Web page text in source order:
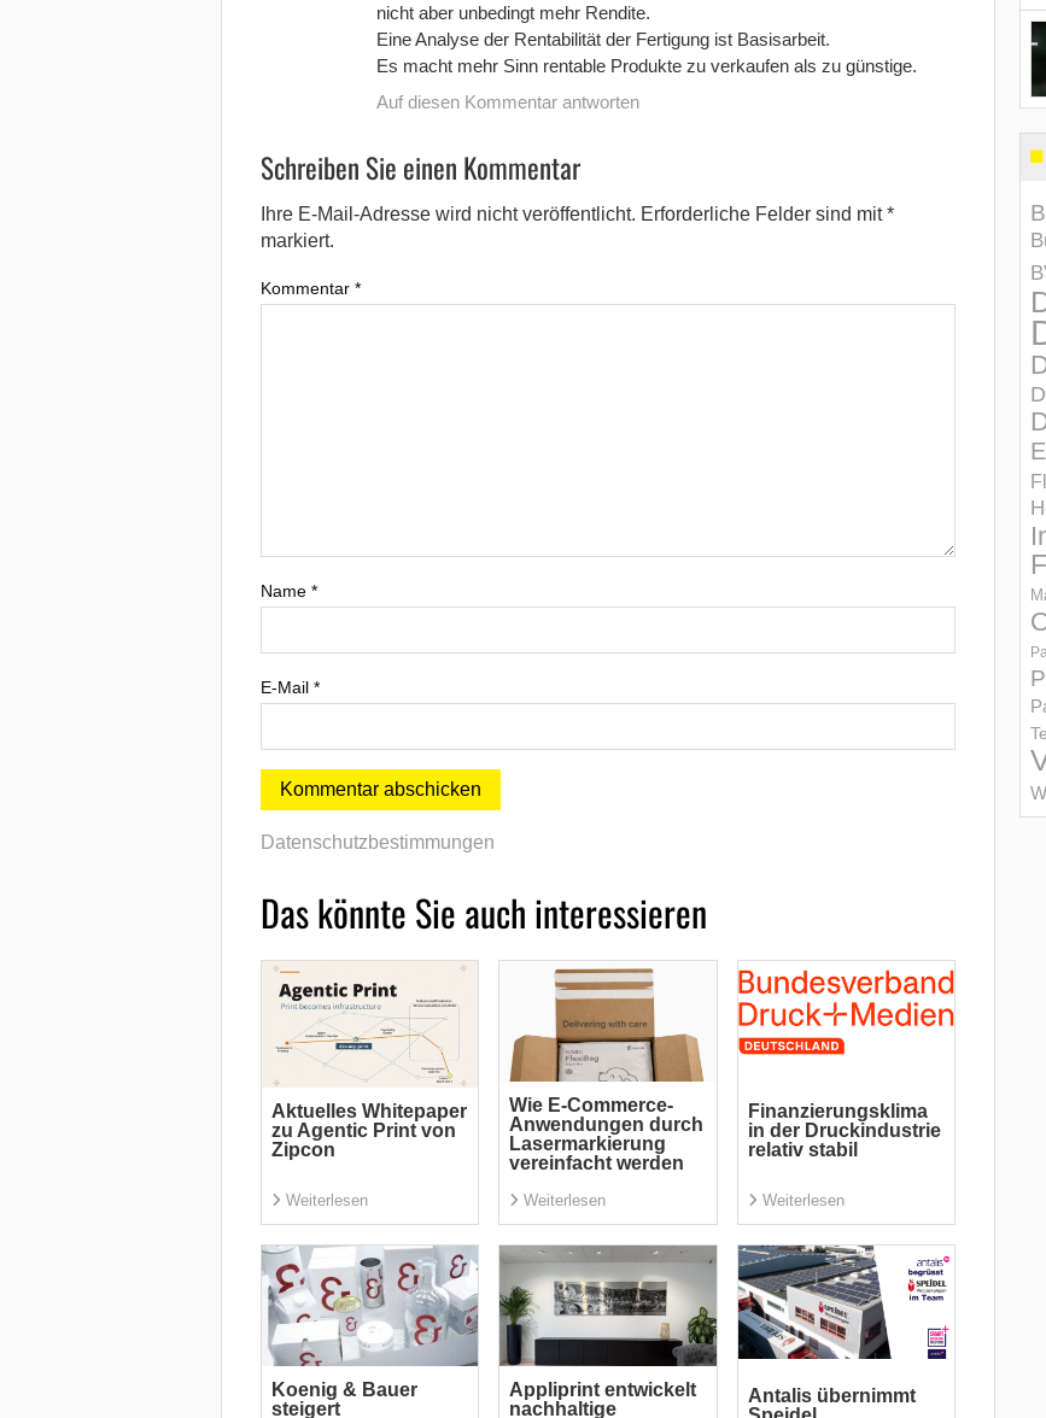
nicht aber unbedingt mehr Rendite.
Eine Analyse der Rentabilität der Fertigung ist Basisarbeit.
Es macht mehr Sinn rentable Produkte zu verkaufen als zu günstige.
Auf diesen Kommentar antworten
Schreiben Sie einen Kommentar
Ihre E-Mail-Adresse wird nicht veröffentlicht. Erforderliche Felder sind mit*
markiert.
Kommentar *
Name *
E-Mail *
Datenschutzbestimmungen
Das könnte Sie auch interessieren
Aktuelles Whitepaper
zu Agentic Print von
Zipcon
Weiterlesen
Wie E-Commerce-
Anwendungen durch
Lasermarkierung
vereinfacht werden
Weiterlesen
Finanzierungsklima
in der Druckindustrie
relativ stabil
Weiterlesen
Koenig & Bauer
steigert
Appliprint entwickelt
nachhaltige
Antalis übernimmt